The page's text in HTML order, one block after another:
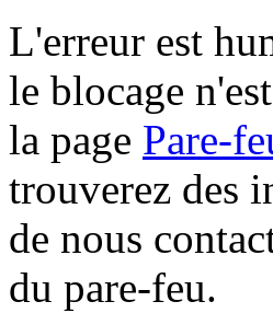
L'erreur est
le blocage
la page Pare-
trouverez des
de nous
du pare-feu.